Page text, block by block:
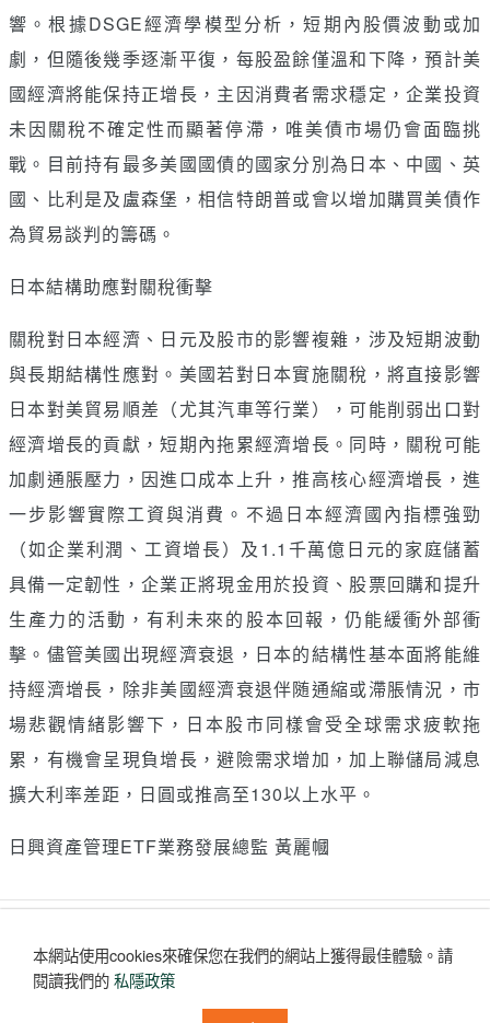
響。根據DSGE經濟學模型分析，短期內股價波動或加
劇，但隨後幾季逐漸平復，每股盈餘僅溫和下降，預計美
國經濟將能保持正增長，主因消費者需求穩定，企業投資
未因關稅不確定性而顯著停滯，唯美債市場仍會面臨挑
戰。目前持有最多美國國債的國家分別為日本、中國、英
國、比利是及盧森堡，相信特朗普或會以增加購買美債作
為貿易談判的籌碼。
日本結構助應對關稅衝擊
關稅對日本經濟、日元及股市的影響複雜，涉及短期波動
與長期結構性應對。美國若對日本實施關稅，將直接影響
日本對美貿易順差（尤其汽車等行業），可能削弱出口對
經濟增長的貢獻，短期內拖累經濟增長。同時，關稅可能
加劇通脹壓力，因進口成本上升，推高核心經濟增長，進
一步影響實際工資與消費。不過日本經濟國內指標強勁
（如企業利潤、工資增長）及1.1千萬億日元的家庭儲蓄
具備一定韌性，企業正將現金用於投資、股票回購和提升
生產力的活動，有利未來的股本回報，仍能緩衝外部衝
擊。儘管美國出現經濟衰退，日本的結構性基本面將能維
持經濟增長，除非美國經濟衰退伴随通縮或滯脹情況，市
場悲觀情緒影響下，日本股市同樣會受全球需求疲軟拖
累，有機會呈現負增長，避險需求增加，加上聯儲局減息
擴大利率差距，日圓或推高至130以上水平。
日興資產管理ETF業務發展總監 黃麗幗
評論 (0)
沒有評論
本網站使用cookies來確保您在我們的網站上獲得最佳體驗。請
閱讀我們的私隱政策